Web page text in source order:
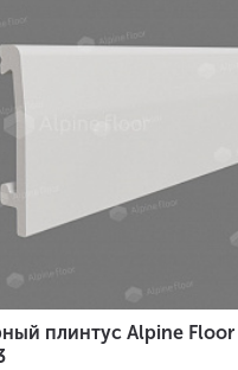
плинтус Alpine Floor